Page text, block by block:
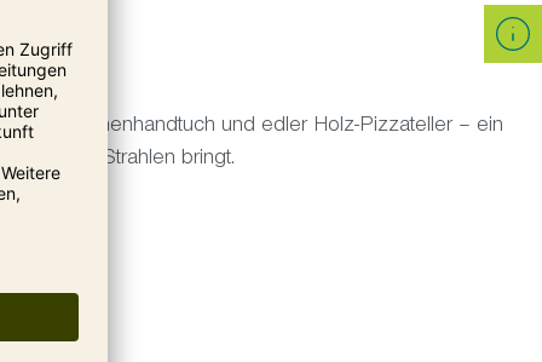
Küchenhandtuch und edler Holz-Pizzateller – ein
zum Strahlen bringt.